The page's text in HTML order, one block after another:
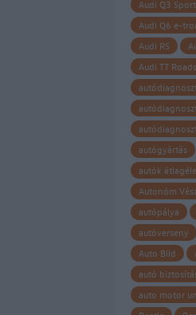
Audi Q3
Audi Q6 e-
Audi RS
Audi TT
autógyártás
autók
Autonóm
autópálya
autóverseny
Auto Bild
autó
auto motor